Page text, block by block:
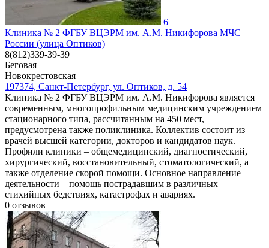
6
Клиника № 2 ФГБУ ВЦЭРМ им. А.М. Никифорова МЧС
России (улица Оптиков)
8(812)339-39-39
Беговая
Новокрестовская
197374, Санкт-Петербург, ул. Оптиков, д. 54
Клиника № 2 ФГБУ ВЦЭРМ им. А.М. Никифорова является
современным, многопрофильным медицинским учреждением
стационарного типа, рассчитанным на 450 мест,
предусмотрена также поликлиника. Коллектив состоит из
врачей высшей категории, докторов и кандидатов наук.
Профили клиники – общемедицинский, диагностический,
хирургический, восстановительный, стоматологический, а
также отделение скорой помощи. Основное направление
деятельности – помощь пострадавшим в различных
стихийных бедствиях, катастрофах и авариях.
0 отзывов